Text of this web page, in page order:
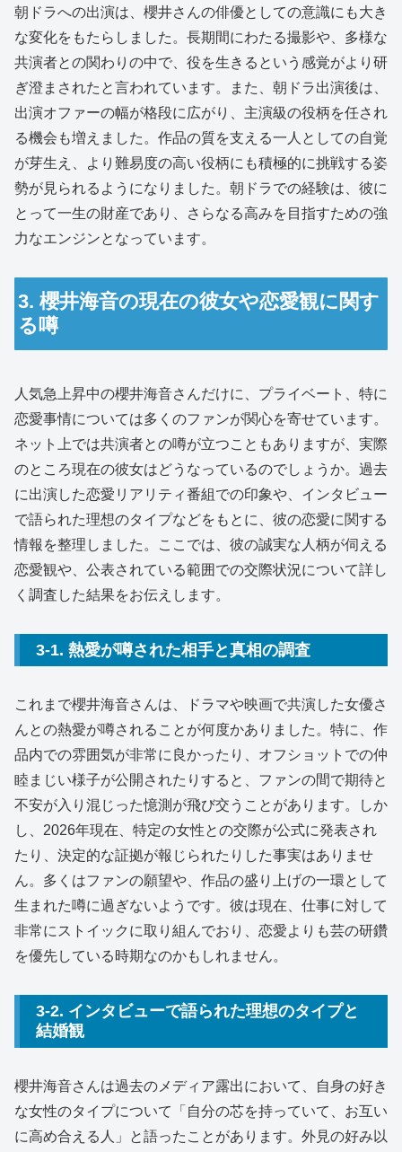
朝ドラへの出演は、櫻井さんの俳優としての意識にも大き
な変化をもたらしました。長期間にわたる撮影や、多様な
共演者との関わりの中で、役を生きるという感覚がより研
ぎ澄まされたと言われています。また、朝ドラ出演後は、
出演オファーの幅が格段に広がり、主演級の役柄を任され
る機会も増えました。作品の質を支える一人としての自覚
が芽生え、より難易度の高い役柄にも積極的に挑戦する姿
勢が見られるようになりました。朝ドラでの経験は、彼に
とって一生の財産であり、さらなる高みを目指すための強
力なエンジンとなっています。
3. 櫻井海音の現在の彼女や恋愛観に関す
る噂
人気急上昇中の櫻井海音さんだけに、プライベート、特に
恋愛事情については多くのファンが関心を寄せています。
ネット上では共演者との噂が立つこともありますが、実際
のところ現在の彼女はどうなっているのでしょうか。過去
に出演した恋愛リアリティ番組での印象や、インタビュー
で語られた理想のタイプなどをもとに、彼の恋愛に関する
情報を整理しました。ここでは、彼の誠実な人柄が伺える
恋愛観や、公表されている範囲での交際状況について詳し
く調査した結果をお伝えします。
3-1. 熱愛が噂された相手と真相の調査
これまで櫻井海音さんは、ドラマや映画で共演した女優さ
んとの熱愛が噂されることが何度かありました。特に、作
品内での雰囲気が非常に良かったり、オフショットでの仲
睦まじい様子が公開されたりすると、ファンの間で期待と
不安が入り混じった憶測が飛び交うことがあります。しか
し、2026年現在、特定の女性との交際が公式に発表され
たり、決定的な証拠が報じられたりした事実はありませ
ん。多くはファンの願望や、作品の盛り上げの一環として
生まれた噂に過ぎないようです。彼は現在、仕事に対して
非常にストイックに取り組んでおり、恋愛よりも芸の研鑽
を優先している時期なのかもしれません。
3-2. インタビューで語られた理想のタイプと
結婚観
櫻井海音さんは過去のメディア露出において、自身の好き
な女性のタイプについて「自分の芯を持っていて、お互い
に高め合える人」と語ったことがあります。外見の好み以